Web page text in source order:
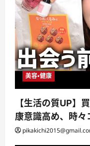
美容・健康
【生活の質UP】
康意識高め、時々